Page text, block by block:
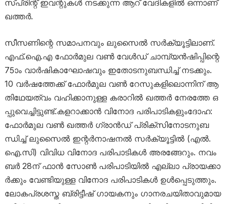
സ്പ്രി​ന്റ് ഇ​​വ​​ന്റു​​ക​​ൾ ന​​ട​​ക്കു​​ന്ന ആ​​റ് വേ​​ദി​​ക​​ളി​ൽ ഒ​ന്നാ​ണ്
ഖ​ത്ത​ർ.
സീ​​സ​​ണി​​ന്റെ സ​​മാ​​പ​​ന​വും ലു​​സൈ​ൽ സ​ർ​ക്യൂ​ട്ടി​ലാ​ണ്.
എ​​ഫ്.​​ഐ.​എ ഫോ​​ർ​​മു​​ല വ​ൺ വേ​​ൾ​​ഡ് ചാ​​മ്പ്യ​​ൻ​​ഷി​​പ്പി​​ന്റെ
75ാം വാ​​ർ​​ഷി​​കാ​ഘോ​​ഷ​​വും ഇ​​തോ​​ട​​നു​​ബ​​ന്ധി​​ച്ച് ന​​ട​ക്കും.
10 വ​​ർ​​ഷ​​ത്തേ​​ക്ക് ഫോ​​ർ​​മു​​ല വ​​ൺ റേ​​സു​​ക​​ളി​​ലൊ​​ന്നി​​ന് ആ​​
തി​​ഥേ​​യ​​ത്വം വ​​ഹി​​ക്കാ​​നു​​ള്ള ക​​രാ​റി​ൽ ഖ​​ത്ത​​ർ നേ​​ര​ത്തേ ഒ​​
പ്പു​​വെ​​ച്ചി​​ട്ടു​ണ്ട്.ക​ള​റാ​ക്കാ​ൻ വി​നോ​ദ പ​രി​പാ​ടി​ക​ളുംദോ​ഹ:
ഫോ​ർ​മു​ല വ​ൺ ഖ​ത്ത​ർ ഗ്രാ​ൻ​ഡ് പ്രി​ക്സി​നോ​ട​നു​ബ​
ന്ധി​ച്ച് ലു​സൈ​ൽ ഇ​ന്റ​ർ​നാ​ഷ​ന​ൽ സ​ർ​ക്യൂ​ട്ടി​ൽ (എ​ൽ.​
ഐ.​സി) വി​വി​ധ വി​നോ​ദ പ​രി​പാ​ടി​ക​ൾ അ​ര​ങ്ങേ​റും. ന​വം​
ബ​ർ 28ന് ​ഫാ​ൻ സോ​ൺ പ​രി​പാ​ടി​യി​ൽ എ​ല്ലാ പ്രാ​യ​ക്കാ​
ർ​ക്കും വേ​ണ്ടി​യു​ള്ള വി​നോ​ദ പ​രി​പാ​ടി​ക​ൾ ഉ​ൾ​പ്പെ​ടു​ത്തും.
ലോ​ക​പ്ര​ശ​സ്ത ബ്രി​ട്ടീ​ഷ് ഗാ​യ​ക​നും ഗാ​ന​ര​ച​യി​താ​വു​മാ​യ